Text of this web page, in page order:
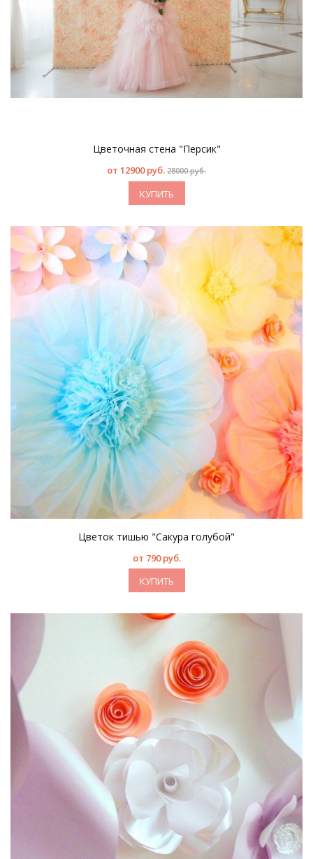
Цветочная стена "Персик"
от 12900 руб. 28000 руб.
КУПИТЬ
Цветок тишью "Сакура голубой"
от 790 руб.
КУПИТЬ